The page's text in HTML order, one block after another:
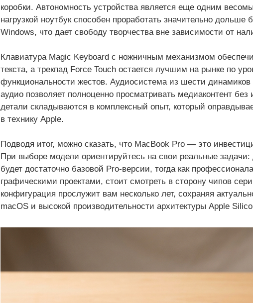
коробки. Автономность устройства является еще одним
нагрузкой ноутбук способен проработать значительно дольше
Windows, что дает свободу творчества вне зависимости от
Клавиатура Magic Keyboard с ножничным механизмом
текста, а трекпад Force Touch остается лучшим на рынке по
функциональности жестов. Аудиосистема из шести динамиков
аудио позволяет полноценно просматривать медиаконтент
детали складываются в комплексный опыт, который
в технику Apple.
Подводя итог, можно сказать, что MacBook Pro — это
При выборе модели ориентируйтесь на свои реальные
будет достаточно базовой Pro-версии, тогда как
графическими проектами, стоит смотреть в сторону чипов
конфигурация прослужит вам несколько лет, сохраняя
macOS и высокой производительности архитектуры Apple